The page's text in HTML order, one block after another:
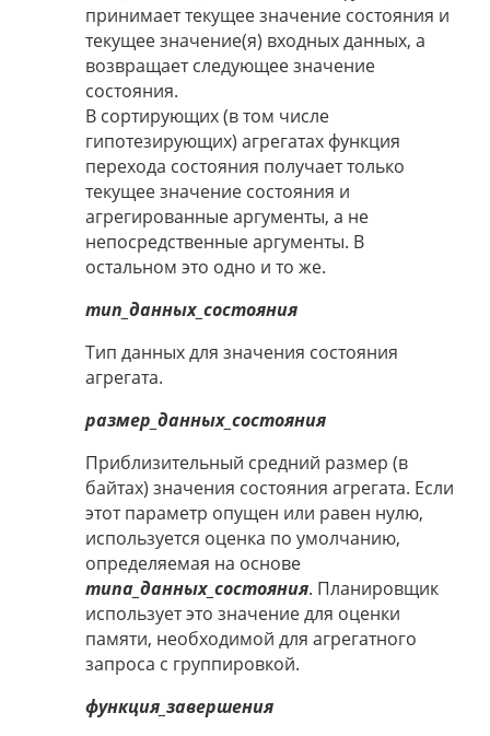
принимает текущее значение состояния и
текущее значение(я) входных данных, а
возвращает следующее значение
состояния.
В сортирующих (в том числе
гипотезирующих) агрегатах функция
перехода состояния получает только
текущее значение состояния и
агрегированные аргументы, а не
непосредственные аргументы. В
остальном это одно и то же.
тип_данных_состояния
Тип данных для значения состояния
агрегата.
размер_данных_состояния
Приблизительный средний размер (в
байтах) значения состояния агрегата. Если
этот параметр опущен или равен нулю,
используется оценка по умолчанию,
определяемая на основе
типа_данных_состояния. Планировщик
использует это значение для оценки
памяти, необходимой для агрегатного
запроса с группировкой.
функция_завершения